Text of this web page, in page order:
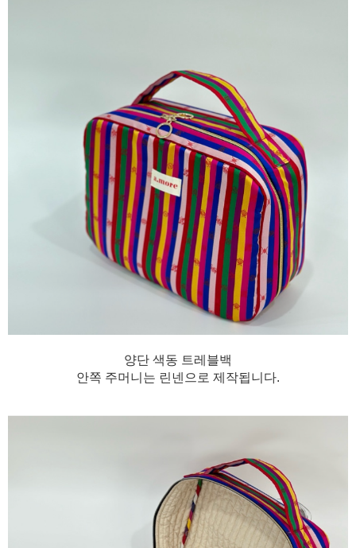
양단 색동 트레블백
안쪽 주머니는 린넨으로 제작됩니다.